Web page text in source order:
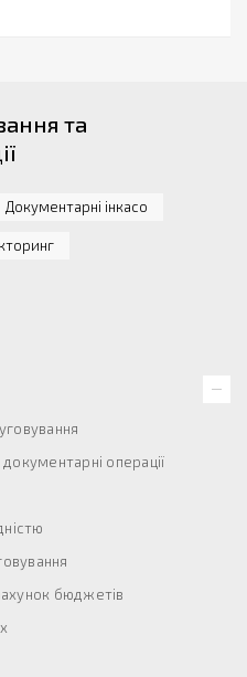
та
Документарні інкасо
операції
бюджетів